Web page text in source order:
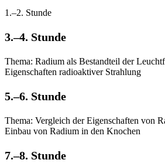
1.–2. Stunde
3.–4. Stunde
Thema: Radium als Bestandteil der
Eigenschaften radioaktiver Strahlung
5.–6. Stunde
Thema: Vergleich der Eigenschaften von
Einbau von Radium in den Knochen
7.–8. Stunde